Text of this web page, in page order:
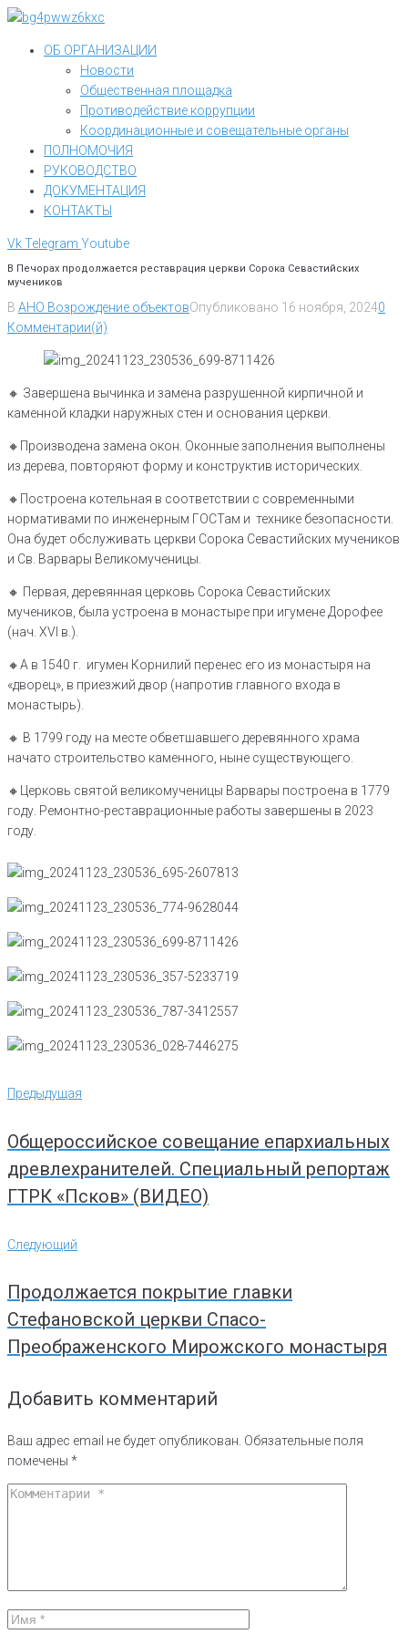
Перейти
контентуОБ ОРГАНИЗАЦИИ
Новости
Общественная площадка
Противодействие коррупции
Координационные и совещательные органы
ПОЛНОМОЧИЯ
РУКОВОДСТВО
ДОКУМЕНТАЦИЯ
КОНТАКТЫ
VkTelegram Youtube
В Печорах продолжается реставрация церкви Сорока Севастийских
мучеников
В АНО Возрождение объектовОпубликовано 16 ноября, 20240
Комментарии(й)
🔸️ Завершена вычинка и замена разрушенной кирпичной и
каменной кладки наружных стен и основания церкви.
🔸️Производена замена окон. Оконные заполнения выполнены
из дерева, повторяют форму и конструктив исторических.
🔸️Построена котельная в соответствии с современными
нормативами по инженерным ГОСТам и технике безопасности.
Она будет обслуживать церкви Сорока Севастийских мучеников
и Св. Варвары Великомученицы.
🔸️ Первая, деревянная церковь Сорока Севастийских
мучеников, была устроена в монастыре при игумене Дорофее
(нач. XVI в.).
🔸️А в 1540 г. игумен Корнилий перенес его из монастыря на
«дворец», в приезжий двор (напротив главного входа в
монастырь).
🔸️ В 1799 году на месте обветшавшего деревянного храма
начато строительство каменного, ныне существующего.
🔸️Церковь святой великомученицы Варвары построена в 1779
году. Ремонтно-реставрационные работы завершены в 2023
году.
Навигация
по
Предыдущая
Предыдущая
Общероссийское совещание епархиальных
древлехранителей. Специальный репортаж
ГТРК «Псков» (ВИДЕО)
Следующий
Следующий
Продолжается покрытие главки
Стефановской церкви Спасо-
Преображенского Мирожского монастыря
Добавить комментарий
Ваш адрес email не будет опубликован. Обязательные поля
помечены *